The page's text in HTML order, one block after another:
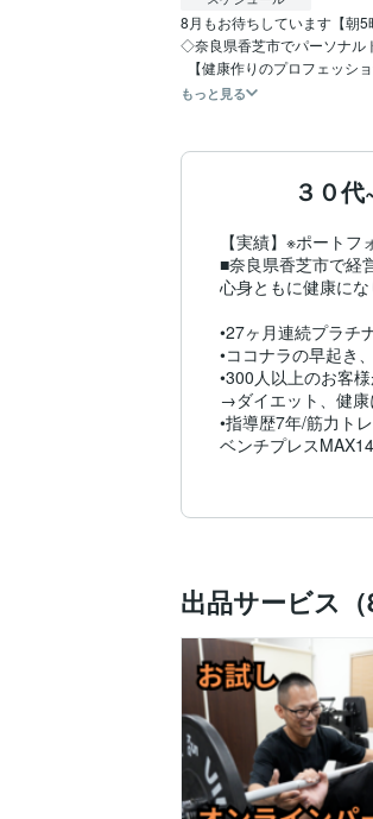
8月もお待ちしています【朝5
◇奈良県香芝市でパーソナル
【健康作りのプロフェッシ
もっと見る
３０
【実績】※ポートフ
■奈良県香芝市で経
心身ともに健康に
•27ヶ月連続プラチ
•ココナラの早起き
•300人以上のお客
→ダイエット、健康
•指導歴7年/筋力ト
ベンチプレス
•奈良県大和高田市
・全米エクササイズ
・日本コアコンデ
・健康経営アドバイ
・日本ストレッチ
その他、複数資格
【お客様例】
・エンジェル投資
クター、歯科医の
出品サービス（